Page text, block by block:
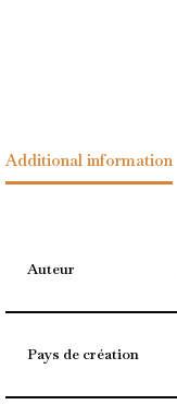
Additional information
Auteur
Pays de création